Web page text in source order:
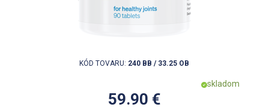
KÓD TOVARU: 240 BB / 33.25 OB
skladom
59.90 €